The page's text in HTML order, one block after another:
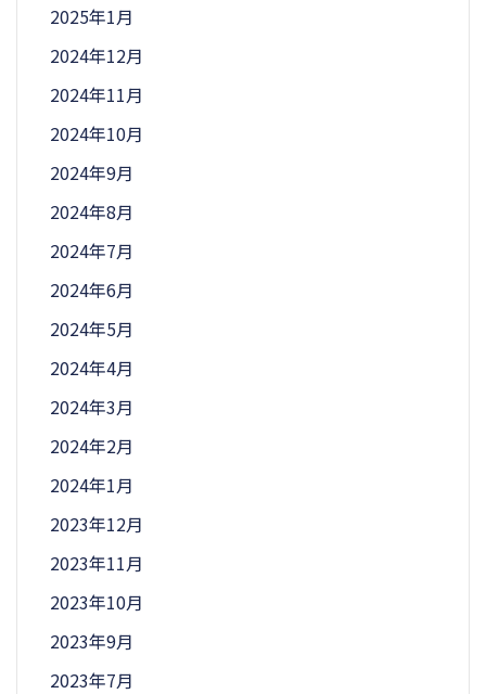
2025年1月
2024年12月
2024年11月
2024年10月
2024年9月
2024年8月
2024年7月
2024年6月
2024年5月
2024年4月
2024年3月
2024年2月
2024年1月
2023年12月
2023年11月
2023年10月
2023年9月
2023年7月